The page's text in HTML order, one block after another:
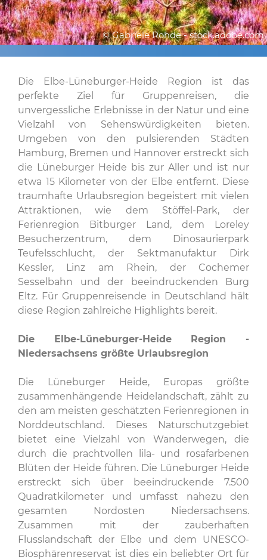
© Gabriele Rohde - stock.adobe.com
Die Elbe-Lüneburger-Heide Region ist das
perfekte Ziel für Gruppenreisen, die
unvergessliche Erlebnisse in der Natur und eine
Vielzahl von Sehenswürdigkeiten bieten.
Umgeben von den pulsierenden Städten
Hamburg, Bremen und Hannover erstreckt sich
die Lüneburger Heide bis zur Aller und ist nur
etwa 15 Kilometer von der Elbe entfernt. Diese
traumhafte Urlaubsregion begeistert mit vielen
Attraktionen, wie dem Stöffel-Park, der
Ferienregion Bitburger Land, dem Loreley
Besucherzentrum, dem Dinosaurierpark
Teufelsschlucht, der Sektmanufaktur Dirk
Kessler, Linz am Rhein, der Cochemer
Sesselbahn und der beeindruckenden Burg
Eltz. Für Gruppenreisende in Deutschland hält
diese Region zahlreiche Highlights bereit.
Die Elbe-Lüneburger-Heide Region -
Niedersachsens größte Urlaubsregion
Die Lüneburger Heide, Europas größte
zusammenhängende Heidelandschaft, zählt zu
den am meisten geschätzten Ferienregionen in
Norddeutschland. Dieses Naturschutzgebiet
bietet eine Vielzahl von Wanderwegen, die
durch die prachtvollen lila- und rosafarbenen
Blüten der Heide führen. Die Lüneburger Heide
erstreckt sich über beeindruckende 7.500
Quadratkilometer und umfasst nahezu den
gesamten Nordosten Niedersachsens.
Zusammen mit der zauberhaften
Flusslandschaft der Elbe und dem UNESCO-
Biosphärenreservat ist dies ein beliebter Ort für